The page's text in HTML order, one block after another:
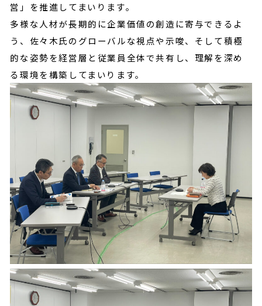
営」を推進してまいります。
多様な人材が長期的に企業価値の創造に寄与できるよ
う、佐々木氏のグローバルな視点や示唆、そして積極
的な姿勢を経営層と従業員全体で共有し、理解を深め
る環境を構築してまいります。